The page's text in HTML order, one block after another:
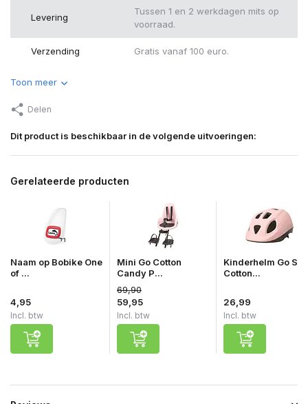
Levering
Tussen 1 en 2 werkdagen mits op
voorraad.
Verzending Gratis vanaf 100 euro.
Toon meer
Delen
Dit product is beschikbaar in de volgende uitvoeringen:
Gerelateerde producten
Naam op Bobike One
of ...
4,95
Incl. btw
Mini Go Cotton
Candy P...
69,90
59,95
Incl. btw
Kinderhelm Go S
Cotton...
26,99
Incl. btw